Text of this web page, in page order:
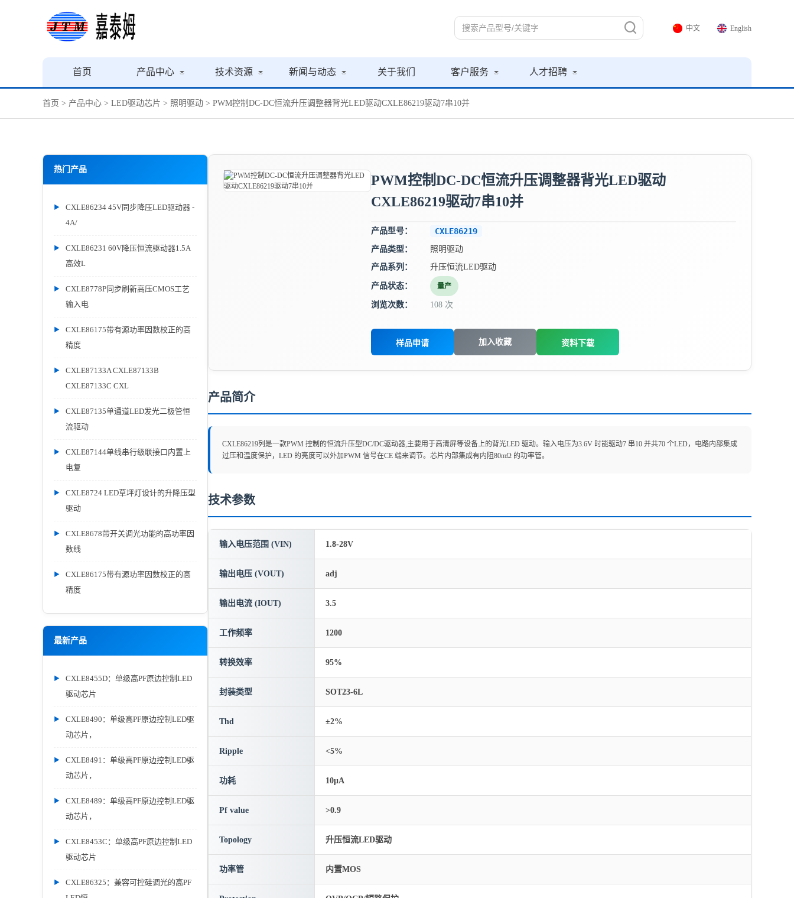
中文 English
首页 产品中心 技术资源 新闻与动态 关于我们 客户服务 人才招聘
首页 > 产品中心 > LED驱动芯片 > 照明驱动 > PWM控制DC-DC恒流升压调整器背光LED驱动CXLE86219驱动7串10并
热门产品
CXLE86234 45V同步降压LED驱动器 -
4A/
CXLE86231 60V降压恒流驱动器1.5A
高效L
CXLE8778P同步刷新高压CMOS工艺
输入电
CXLE86175带有源功率因数校正的高
精度
CXLE87133A CXLE87133B
CXLE87133C CXL
CXLE87135单通道LED发光二极管恒
流驱动
CXLE87144单线串行级联接口内置上
电复
CXLE8724 LED草坪灯设计的升降压型
驱动
CXLE8678带开关调光功能的高功率因
数线
CXLE86175带有源功率因数校正的高
精度
最新产品
CXLE8455D：单级高PF原边控制LED
驱动芯片
CXLE8490：单级高PF原边控制LED驱
动芯片，
CXLE8491：单级高PF原边控制LED驱
动芯片，
CXLE8489：单级高PF原边控制LED驱
动芯片，
CXLE8453C：单级高PF原边控制LED
驱动芯片
CXLE86325：兼容可控硅调光的高PF
PWM控制DC-DC恒流升压调整器背光LED驱动
CXLE86219驱动7串10并
产品型号： CXLE86219
产品类型：
照明驱动
产品系列：
升压恒流LED驱动
产品状态： 量产
浏览次数： 108 次
样品申请 加入收藏 资料下载
产品简介
CXLE86219列是一款PWM 控制的恒流升压型DC/DC驱动器,主要用于高清屏等设备上的背光LED 驱动。输入电压为3.6V 时能驱动7 串10 并共70 个LED，电路内部集成
过压和温度保护，LED 的亮度可以外加PWM 信号在CE 端来调节。芯片内部集成有内阻80mΩ 的功率管。
技术参数
输入电压范围 (VIN) 1.8-28V
输出电压 (VOUT) adj
输出电流 (IOUT) 3.5
工作频率 1200
转换效率 95%
封装类型 SOT23-6L
Thd ±2%
Ripple <5%
功耗 10μA
Pf value >0.9
Topology 升压恒流LED驱动
功率管 内置MOS